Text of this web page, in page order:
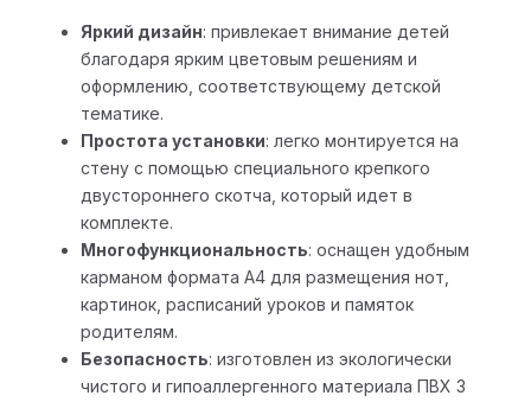
Яркий дизайн: привлекает внимание детей
благодаря ярким цветовым решениям и
оформлению, соответствующему детской
тематике.
Простота установки: легко монтируется на
стену с помощью специального крепкого
двустороннего скотча, который идет в
комплекте.
Многофункциональность: оснащен удобным
карманом формата А4 для размещения нот,
картинок, расписаний уроков и памяток
родителям.
Безопасность: изготовлен из экологически
чистого и гипоаллергенного материала ПВХ 3